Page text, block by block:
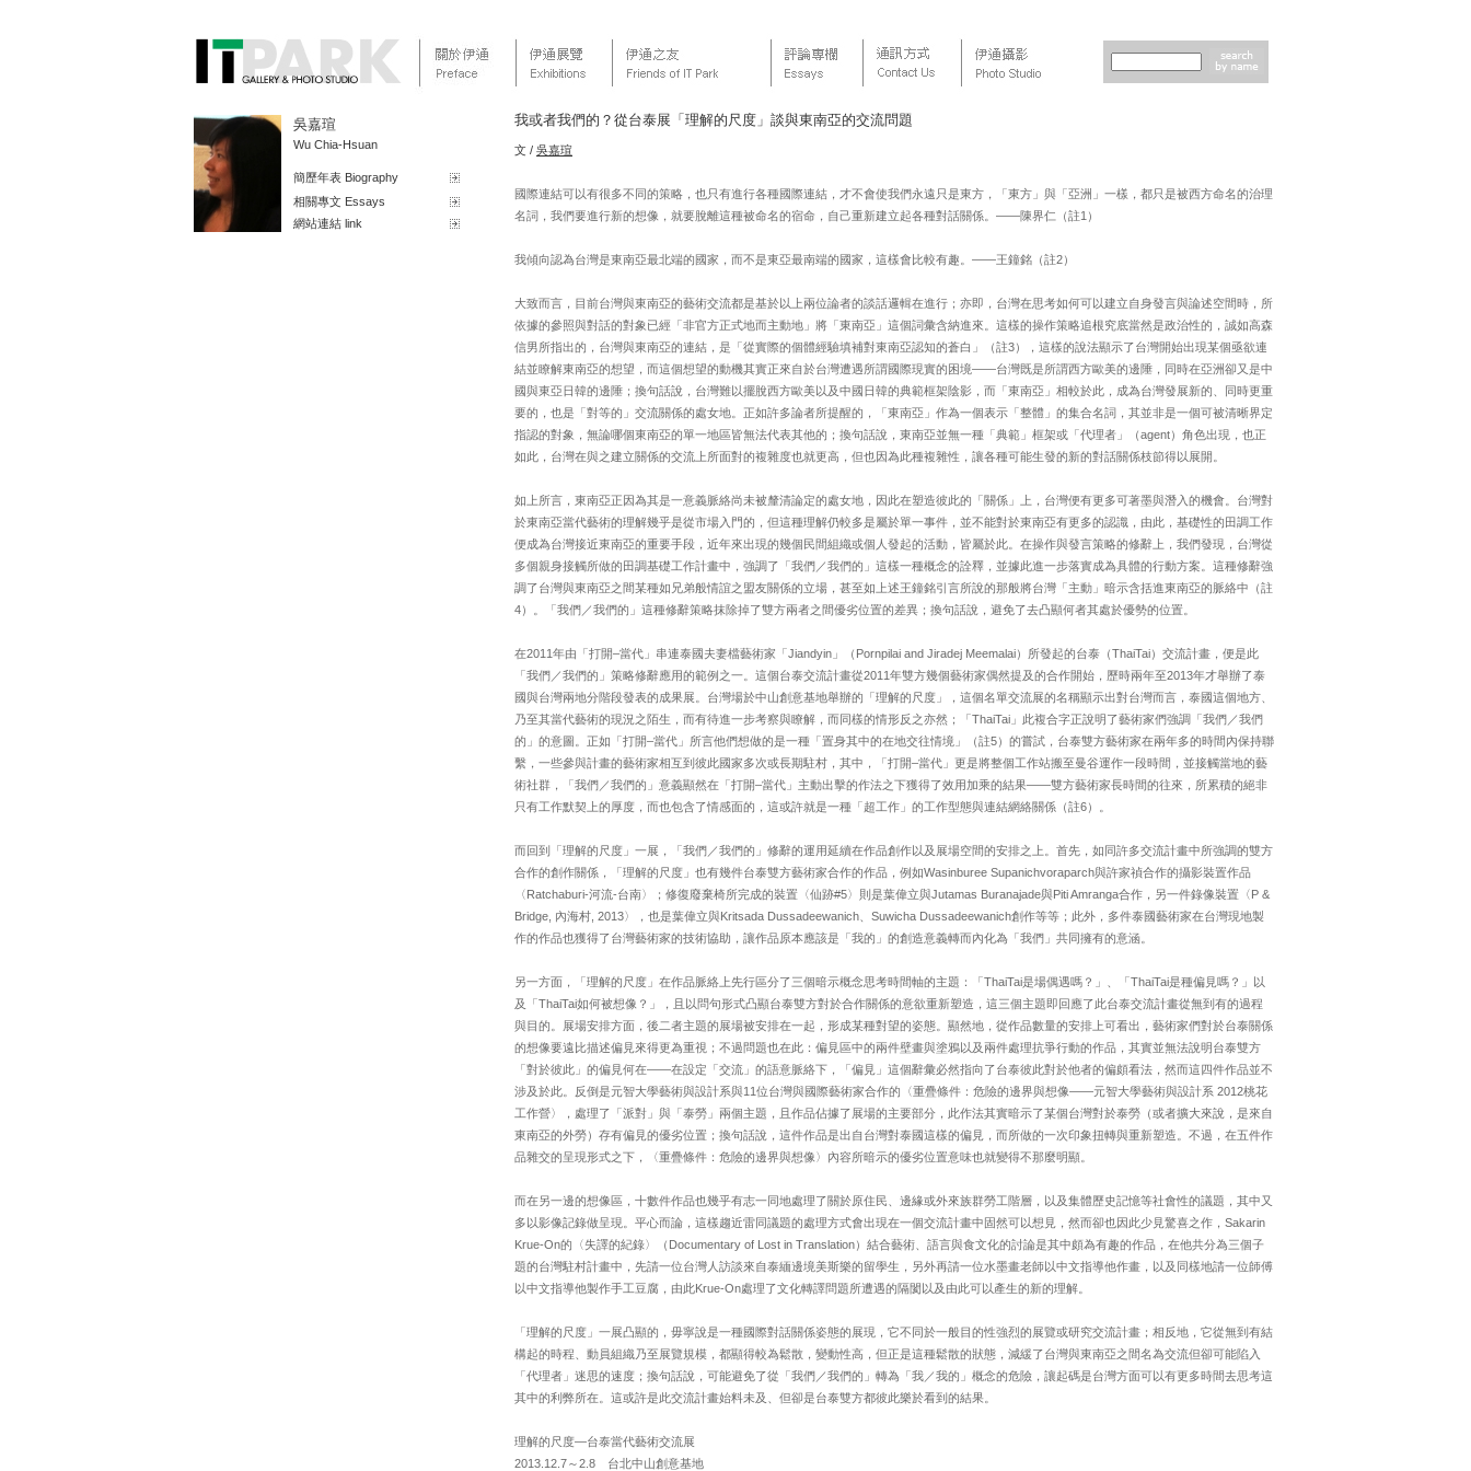
吳嘉瑄
Wu Chia-Hsuan
簡歷年表 Biography
相關專文 Essays
網站連結 link
我或者我們的？從台泰展「理解的尺度」談與東南亞的交流問題
文 / 吳嘉瑄
國際連結可以有很多不同的策略，也只有進行各種國際連結，才不會使我們永遠只是東方，「東方」與「亞洲」一樣，都只是被西方命名的治理
名詞，我們要進行新的想像，就要脫離這種被命名的宿命，自己重新建立起各種對話關係。——陳界仁（註1）
我傾向認為台灣是東南亞最北端的國家，而不是東亞最南端的國家，這樣會比較有趣。——王鐘銘（註2）
大致而言，目前台灣與東南亞的藝術交流都是基於以上兩位論者的談話邏輯在進行；亦即，台灣在思考如何可以建立自身發言與論述空間時，所
依據的參照與對話的對象已經「非官方正式地而主動地」將「東南亞」這個詞彙含納進來。這樣的操作策略追根究底當然是政治性的，誠如高森
信男所指出的，台灣與東南亞的連結，是「從實際的個體經驗填補對東南亞認知的蒼白」（註3），這樣的說法顯示了台灣開始出現某個亟欲連
結並瞭解東南亞的想望，而這個想望的動機其實正來自於台灣遭遇所謂國際現實的困境——台灣既是所謂西方歐美的邊陲，同時在亞洲卻又是中
國與東亞日韓的邊陲；換句話說，台灣難以擺脫西方歐美以及中國日韓的典範框架陰影，而「東南亞」相較於此，成為台灣發展新的、同時更重
要的，也是「對等的」交流關係的處女地。正如許多論者所提醒的，「東南亞」作為一個表示「整體」的集合名詞，其並非是一個可被清晰界定
指認的對象，無論哪個東南亞的單一地區皆無法代表其他的；換句話說，東南亞並無一種「典範」框架或「代理者」（agent）角色出現，也正
如此，台灣在與之建立關係的交流上所面對的複雜度也就更高，但也因為此種複雜性，讓各種可能生發的新的對話關係枝節得以展開。
如上所言，東南亞正因為其是一意義脈絡尚未被釐清論定的處女地，因此在塑造彼此的「關係」上，台灣便有更多可著墨與潛入的機會。台灣對
於東南亞當代藝術的理解幾乎是從市場入門的，但這種理解仍較多是屬於單一事件，並不能對於東南亞有更多的認識，由此，基礎性的田調工作
便成為台灣接近東南亞的重要手段，近年來出現的幾個民間組織或個人發起的活動，皆屬於此。在操作與發言策略的修辭上，我們發現，台灣從
多個親身接觸所做的田調基礎工作計畫中，強調了「我們／我們的」這樣一種概念的詮釋，並據此進一步落實成為具體的行動方案。這種修辭強
調了台灣與東南亞之間某種如兄弟般情誼之盟友關係的立場，甚至如上述王鐘銘引言所說的那般將台灣「主動」暗示含括進東南亞的脈絡中（註
4）。「我們／我們的」這種修辭策略抹除掉了雙方兩者之間優劣位置的差異；換句話說，避免了去凸顯何者其處於優勢的位置。
在2011年由「打開–當代」串連泰國夫妻檔藝術家「Jiandyin」（Pornpilai and Jiradej Meemalai）所發起的台泰（ThaiTai）交流計畫，便是此
「我們／我們的」策略修辭應用的範例之一。這個台泰交流計畫從2011年雙方幾個藝術家偶然提及的合作開始，歷時兩年至2013年才舉辦了泰
國與台灣兩地分階段發表的成果展。台灣場於中山創意基地舉辦的「理解的尺度」，這個名單交流展的名稱顯示出對台灣而言，泰國這個地方、
乃至其當代藝術的現況之陌生，而有待進一步考察與瞭解，而同樣的情形反之亦然；「ThaiTai」此複合字正說明了藝術家們強調「我們／我們
的」的意圖。正如「打開–當代」所言他們想做的是一種「置身其中的在地交往情境」（註5）的嘗試，台泰雙方藝術家在兩年多的時間內保持聯
繫，一些參與計畫的藝術家相互到彼此國家多次或長期駐村，其中，「打開–當代」更是將整個工作站搬至曼谷運作一段時間，並接觸當地的藝
術社群，「我們／我們的」意義顯然在「打開–當代」主動出擊的作法之下獲得了效用加乘的結果——雙方藝術家長時間的往來，所累積的絕非
只有工作默契上的厚度，而也包含了情感面的，這或許就是一種「超工作」的工作型態與連結網絡關係（註6）。
而回到「理解的尺度」一展，「我們／我們的」修辭的運用延續在作品創作以及展場空間的安排之上。首先，如同許多交流計畫中所強調的雙方
合作的創作關係，「理解的尺度」也有幾件台泰雙方藝術家合作的作品，例如Wasinburee Supanichvoraparch與許家禎合作的攝影裝置作品
〈Ratchaburi-河流-台南〉；修復廢棄椅所完成的裝置〈仙跡#5〉則是葉偉立與Jutamas Buranajade與Piti Amranga合作，另一件錄像裝置〈P &
Bridge, 內海村, 2013〉，也是葉偉立與Kritsada Dussadeewanich、Suwicha Dussadeewanich創作等等；此外，多件泰國藝術家在台灣現地製
作的作品也獲得了台灣藝術家的技術協助，讓作品原本應該是「我的」的創造意義轉而內化為「我們」共同擁有的意涵。
另一方面，「理解的尺度」在作品脈絡上先行區分了三個暗示概念思考時間軸的主題：「ThaiTai是場偶遇嗎？」、「ThaiTai是種偏見嗎？」以
及「ThaiTai如何被想像？」，且以問句形式凸顯台泰雙方對於合作關係的意欲重新塑造，這三個主題即回應了此台泰交流計畫從無到有的過程
與目的。展場安排方面，後二者主題的展場被安排在一起，形成某種對望的姿態。顯然地，從作品數量的安排上可看出，藝術家們對於台泰關係
的想像要遠比描述偏見來得更為重視；不過問題也在此：偏見區中的兩件壁畫與塗鴉以及兩件處理抗爭行動的作品，其實並無法說明台泰雙方
「對於彼此」的偏見何在——在設定「交流」的語意脈絡下，「偏見」這個辭彙必然指向了台泰彼此對於他者的偏頗看法，然而這四件作品並不
涉及於此。反倒是元智大學藝術與設計系與11位台灣與國際藝術家合作的〈重疊條件：危險的邊界與想像——元智大學藝術與設計系 2012桃花
工作營〉，處理了「派對」與「泰勞」兩個主題，且作品佔據了展場的主要部分，此作法其實暗示了某個台灣對於泰勞（或者擴大來說，是來自
東南亞的外勞）存有偏見的優劣位置；換句話說，這件作品是出自台灣對泰國這樣的偏見，而所做的一次印象扭轉與重新塑造。不過，在五件作
品雜交的呈現形式之下，〈重疊條件：危險的邊界與想像〉內容所暗示的優劣位置意味也就變得不那麼明顯。
而在另一邊的想像區，十數件作品也幾乎有志一同地處理了關於原住民、邊緣或外來族群勞工階層，以及集體歷史記憶等社會性的議題，其中又
多以影像記錄做呈現。平心而論，這樣趨近雷同議題的處理方式會出現在一個交流計畫中固然可以想見，然而卻也因此少見驚喜之作，Sakarin
Krue-On的〈失譯的紀錄〉（Documentary of Lost in Translation）結合藝術、語言與食文化的討論是其中頗為有趣的作品，在他共分為三個子
題的台灣駐村計畫中，先請一位台灣人訪談來自泰緬邊境美斯樂的留學生，另外再請一位水墨畫老師以中文指導他作畫，以及同樣地請一位師傅
以中文指導他製作手工豆腐，由此Krue-On處理了文化轉譯問題所遭遇的隔閡以及由此可以產生的新的理解。
「理解的尺度」一展凸顯的，毋寧說是一種國際對話關係姿態的展現，它不同於一般目的性強烈的展覽或研究交流計畫；相反地，它從無到有結
構起的時程、動員組織乃至展覽規模，都顯得較為鬆散，變動性高，但正是這種鬆散的狀態，減緩了台灣與東南亞之間名為交流但卻可能陷入
「代理者」迷思的速度；換句話說，可能避免了從「我們／我們的」轉為「我／我的」概念的危險，讓起碼是台灣方面可以有更多時間去思考這
其中的利弊所在。這或許是此交流計畫始料未及、但卻是台泰雙方都彼此樂於看到的結果。
理解的尺度—台泰當代藝術交流展
2013.12.7～2.8 台北中山創意基地